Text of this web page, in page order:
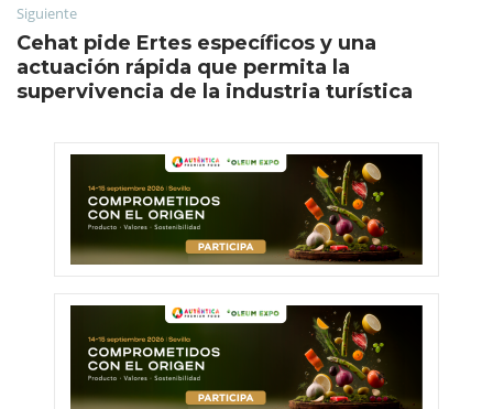
Siguiente
Cehat pide Ertes específicos y una
actuación rápida que permita la
supervivencia de la industria turística